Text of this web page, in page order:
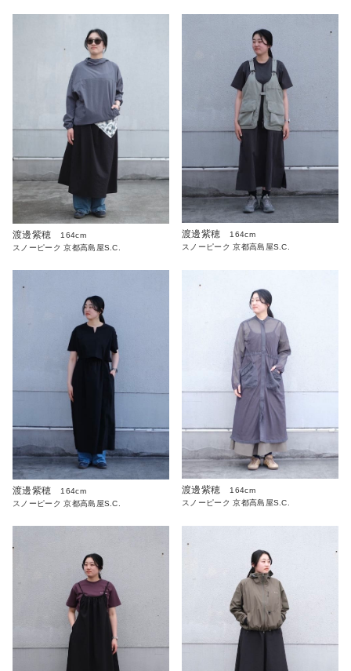
渡邊紫穂
164cm
スノーピーク 京都高島屋S.C.
渡邊紫穂
164cm
スノーピーク 京都高島屋S.C.
渡邊紫穂
164cm
スノーピーク 京都高島屋S.C.
渡邊紫穂
164cm
スノーピーク 京都高島屋S.C.